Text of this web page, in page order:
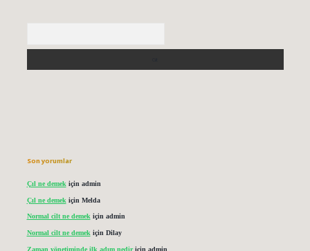
Son yorumlar
Çıl ne demek için admin
Çıl ne demek için Melda
Normal cilt ne demekiçin admin
Normal cilt ne demek için Dilay
Zaman yönetiminde ilk adım nediriçin admin